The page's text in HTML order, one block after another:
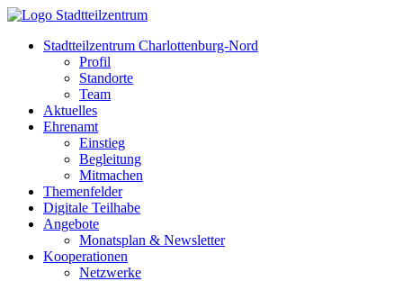
Stadtteilzentrum Charlottenburg-Nord
Profil
Standorte
Team
Aktuelles
Ehrenamt
Einstieg
Begleitung
Mitmachen
Themenfelder
Digitale Teilhabe
Angebote
Monatsplan & Newsletter
Kooperationen
Netzwerke